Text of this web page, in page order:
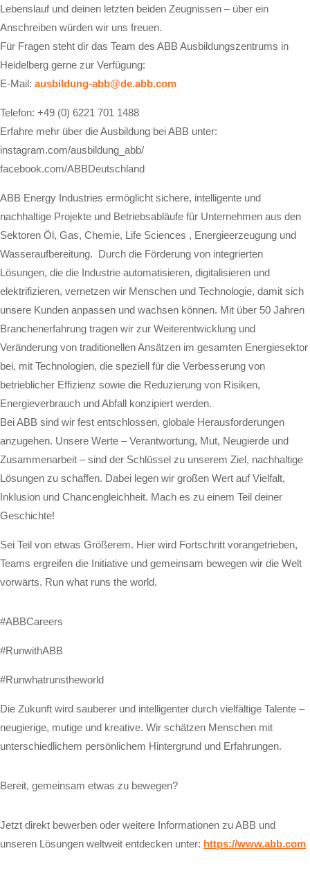
Lebenslauf und deinen letzten beiden Zeugnissen – über ein
Anschreiben würden wir uns freuen.
Für Fragen steht dir das Team des ABB Ausbildungszentrums in
Heidelberg gerne zur Verfügung:
E-Mail: ausbildung-abb@de.abb.com
Telefon: +49 (0) 6221 701 1488
Erfahre mehr über die Ausbildung bei ABB unter:
instagram.com/ausbildung_abb/
facebook.com/ABBDeutschland
ABB Energy Industries ermöglicht sichere, intelligente und
nachhaltige Projekte und Betriebsabläufe für Unternehmen aus den
Sektoren Öl, Gas, Chemie, Life Sciences , Energieerzeugung und
Wasseraufbereitung. Durch die Förderung von integrierten
Lösungen, die die Industrie automatisieren, digitalisieren und
elektrifizieren, vernetzen wir Menschen und Technologie, damit sich
unsere Kunden anpassen und wachsen können. Mit über 50 Jahren
Branchenerfahrung tragen wir zur Weiterentwicklung und
Veränderung von traditionellen Ansätzen im gesamten Energiesektor
bei, mit Technologien, die speziell für die Verbesserung von
betrieblicher Effizienz sowie die Reduzierung von Risiken,
Energieverbrauch und Abfall konzipiert werden.
Bei ABB sind wir fest entschlossen, globale Herausforderungen
anzugehen. Unsere Werte – Verantwortung, Mut, Neugierde und
Zusammenarbeit – sind der Schlüssel zu unserem Ziel, nachhaltige
Lösungen zu schaffen. Dabei legen wir großen Wert auf Vielfalt,
Inklusion und Chancengleichheit. Mach es zu einem Teil deiner
Geschichte!
Sei Teil von etwas Größerem. Hier wird Fortschritt vorangetrieben,
Teams ergreifen die Initiative und gemeinsam bewegen wir die Welt
vorwärts. Run what runs the world.
#ABBCareers
#RunwithABB
#Runwhatrunstheworld
Die Zukunft wird sauberer und intelligenter durch vielfältige Talente –
neugierige, mutige und kreative. Wir schätzen Menschen mit
unterschiedlichem persönlichem Hintergrund und Erfahrungen.
Bereit, gemeinsam etwas zu bewegen?
Jetzt direkt bewerben oder weitere Informationen zu ABB und
unseren Lösungen weltweit entdecken unter: https://www.abb.com